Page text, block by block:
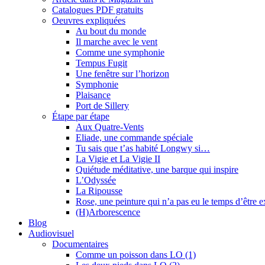
Catalogues PDF gratuits
Oeuvres expliquées
Au bout du monde
Il marche avec le vent
Comme une symphonie
Tempus Fugit
Une fenêtre sur l’horizon
Symphonie
Plaisance
Port de Sillery
Étape par étape
Aux Quatre-Vents
Eliade, une commande spéciale
Tu sais que t’as habité Longwy si…
La Vigie et La Vigie II
Quiétude méditative, une barque qui inspire
L’Odyssée
La Ripousse
Rose, une peinture qui n’a pas eu le temps d’être
(H)Arborescence
Blog
Audiovisuel
Documentaires
Comme un poisson dans LO (1)